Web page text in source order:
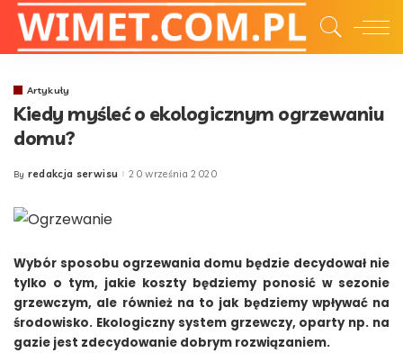
Artykuły
Kiedy myśleć o ekologicznym ogrzewaniu
domu?
Posted
By redakcja serwisu 20 września 2020
Wybór sposobu ogrzewania domu będzie decydował nie
tylko o tym, jakie koszty będziemy ponosić w sezonie
grzewczym, ale również na to jak będziemy wpływać na
środowisko. Ekologiczny system grzewczy, oparty np. na
gazie jest zdecydowanie dobrym rozwiązaniem.